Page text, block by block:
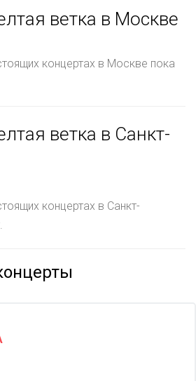
ветка в Москве
концертах в Москве пока
ветка в Санкт-
концертах в Санкт-